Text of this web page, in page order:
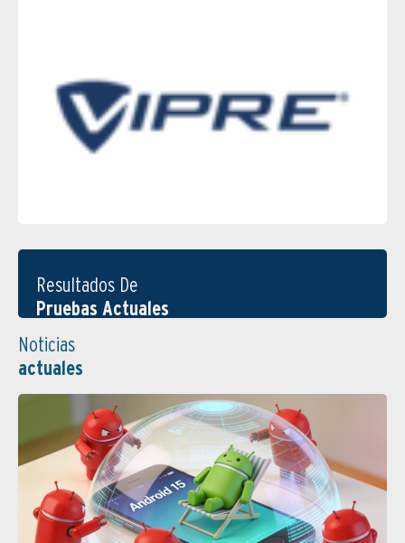
Resultados De
Pruebas Actuales
Noticias
actuales